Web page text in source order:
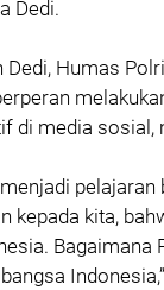
Dedi.
Dedi, Humas
di media sosial,
kepada kita,
Bagaimana